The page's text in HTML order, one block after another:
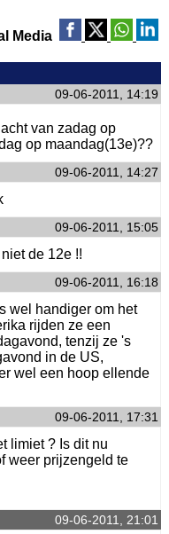
Media
09-06-2011, 14:19
van zadag op
op maandag(13e)??
09-06-2011, 14:27
09-06-2011, 15:05
de 12e !!
09-06-2011, 16:18
wel handiger om het
rijden ze een
tenzij ze 's
in de US,
wel een hoop ellende
09-06-2011, 17:31
limiet ? Is dit nu
weer prijzengeld te
09-06-2011, 21:01